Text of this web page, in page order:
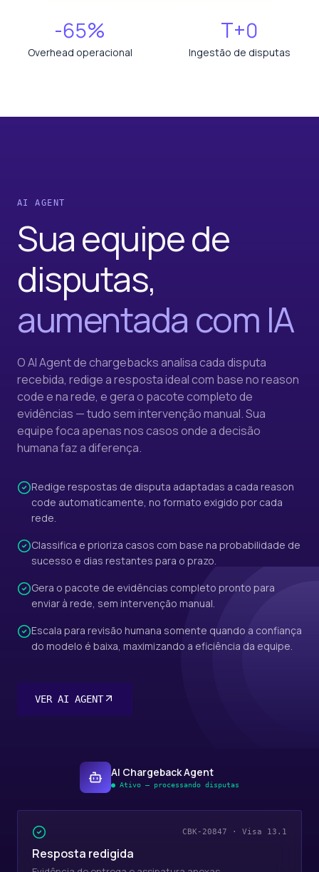
-65%
Overhead operacional
T+0
Ingestão de disputas
AI AGENT
Sua equipe de
disputas,
aumentada com IA
O AI Agent de chargebacks analisa cada disputa
recebida, redige a resposta ideal com base no reason
code e na rede, e gera o pacote completo de
evidências — tudo sem intervenção manual. Sua
equipe foca apenas nos casos onde a decisão
humana faz a diferença.
Redige respostas de disputa adaptadas a cada reason
code automaticamente, no formato exigido por cada
rede.
Classifica e prioriza casos com base na probabilidade de
sucesso e dias restantes para o prazo.
Gera o pacote de evidências completo pronto para
enviar à rede, sem intervenção manual.
Escala para revisão humana somente quando a confiança
do modelo é baixa, maximizando a eficiência da equipe.
VER AI AGENT
AI Chargeback Agent
● Ativo — processando disputas
CBK-20847 · Visa 13.1
Resposta redigida